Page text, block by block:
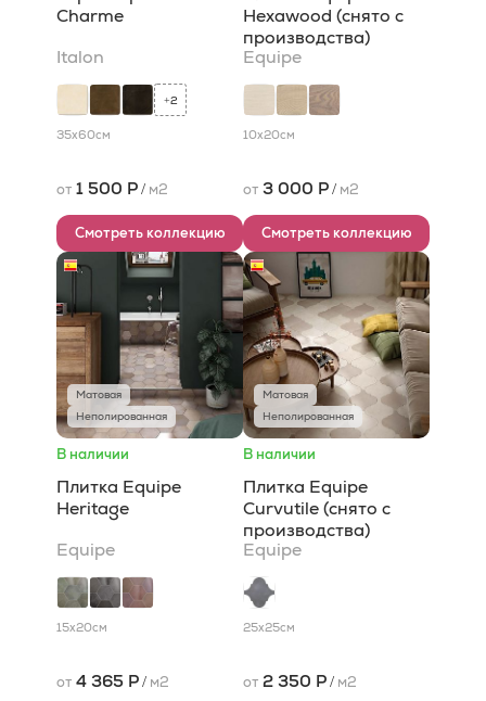
Charme
Italon
+2
35x60см
от 1 500 Р/ м2
Смотреть коллекцию
Hexawood (снято с
производства)
Equipe
10x20см
от 3 000 Р/ м2
Смотреть коллекцию
Матовая
Неполированная
В наличии
Плитка Equipe
Heritage
Equipe
15x20см
от 4 365 Р/ м2
Матовая
Неполированная
В наличии
Плитка Equipe
Curvutile (снято с
производства)
Equipe
25x25см
от 2 350 Р/ м2